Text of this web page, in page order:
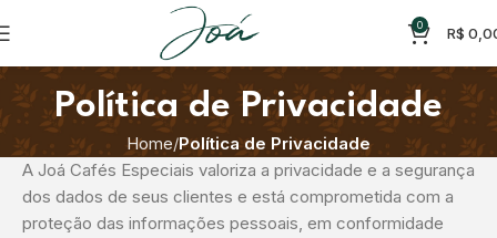
0 R$
Política de Privacidade
Home Política de Privacidade
A Joá Cafés Especiais valoriza a privacidade e a segurança
dos dados de seus clientes e está comprometida com a
proteção das informações pessoais, em conformidade